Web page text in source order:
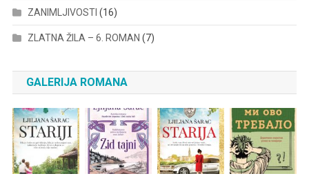
ZANIMLJIVOSTI (16)
ZLATNA ŽILA – 6. ROMAN (7)
GALERIJA ROMANA